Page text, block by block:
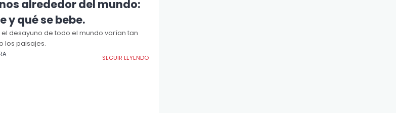
alrededor del mundo:
y qué se bebe.
desayuno de todo el mundo varían tan
los paisajes.
SEGUIR LEYENDO